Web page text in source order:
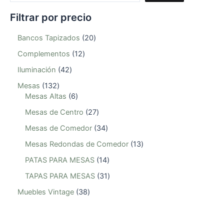
Filtrar por precio
Bancos Tapizados
20
Complementos
12
Iluminación 42
Mesas
132
Mesas Altas
6
Mesas de Centro
27
Mesas de Comedor 34
Mesas Redondas de Comedor 13
PATAS PARA MESAS 14
TAPAS PARA MESAS 31
Muebles Vintage 38